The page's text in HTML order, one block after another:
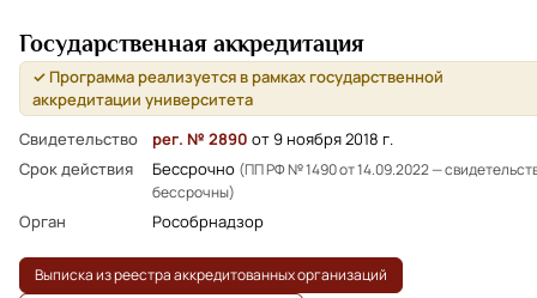
Государственная аккредитация
✓ Программа реализуется в рамках государственной
аккредитации университета
Свидетельство
рег. № 2890 от 9 ноября 2018 г.
Срок действия
Бессрочно (ПП РФ № 1490 от 14.09.2022 —
бессрочны)
Орган Рособрнадзор
Выписка из реестра аккредитованных организаций